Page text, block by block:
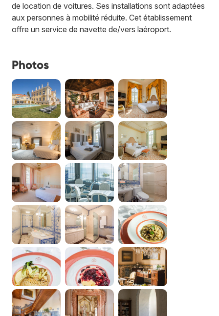
de location de voitures. Ses installations sont adaptées
aux personnes à mobilité réduite. Cet établissement
offre un service de navette de/vers laéroport.
Photos